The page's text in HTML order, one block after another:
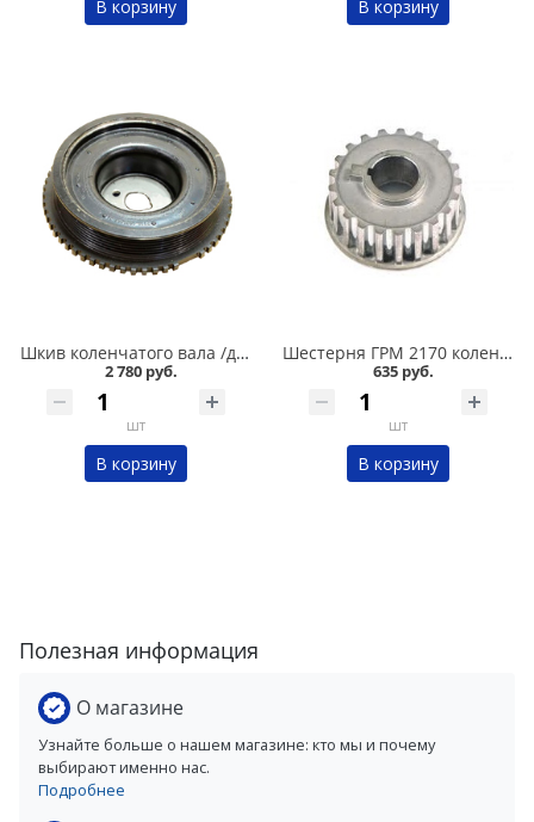
В корзину В корзину
Шкив коленчатого вала /демпфер/ 2108-099,2110-011,2113-015,11180,2190 /8-ми кл./ завод в Омске
2 780 руб.
шт
В корзину
Шестерня ГРМ 2170 коленчатого вала малая ДААЗ в Омске
635 руб.
шт
В корзину
Полезная информация
О магазине
Узнайте больше о нашем магазине: кто мы и почему
выбирают именно нас.
Подробнее